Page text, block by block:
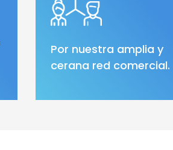
Por nuestra amplia y
cerana red comercial.